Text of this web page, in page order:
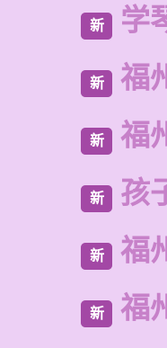
新 学
新 福
新 福
新 孩
新 福
新 福